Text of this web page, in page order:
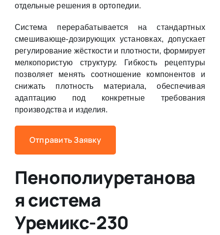
отдельные решения в ортопедии.
Система перерабатывается на стандартных
смешивающе-дозирующих установках, допускает
регулирование жёсткости и плотности, формирует
мелкопористую структуру. Гибкость рецептуры
позволяет менять соотношение компонентов и
снижать плотность материала, обеспечивая
адаптацию под конкретные требования
производства и изделия.
Отправить Заявку
Пенополиуретанова
я система
Уремикс-230